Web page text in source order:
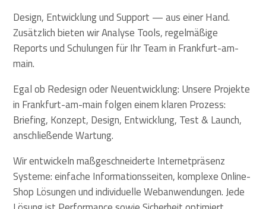
Design, Entwicklung und Support — aus einer Hand.
Zusätzlich bieten wir Analyse Tools, regelmäßige
Reports und Schulungen für Ihr Team in Frankfurt-am-
main.
Egal ob Redesign oder Neuentwicklung: Unsere Projekte
in Frankfurt-am-main folgen einem klaren Prozess:
Briefing, Konzept, Design, Entwicklung, Test & Launch,
anschließende Wartung.
Wir entwickeln maßgeschneiderte Internetpräsenz
Systeme: einfache Informationsseiten, komplexe Online-
Shop Lösungen und individuelle Webanwendungen. Jede